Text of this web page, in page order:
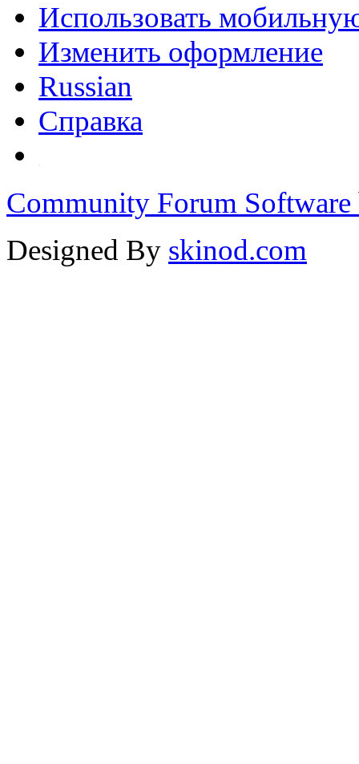
Использовать
Изменить оформление
Russian
Справка
Community Forum Software
Designed By skinod.com